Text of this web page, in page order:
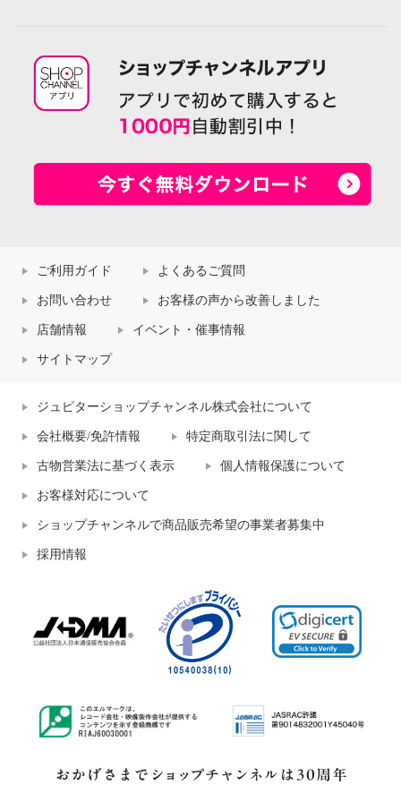
ご利用ガイド よくあるご質問
お問い合わせ お客様の声から改善しました
店舗情報 イベント・催事情報
サイトマップ
ジュピターショップチャンネル株式会社について
会社概要/免許情報 特定商取引法に関して
古物営業法に基づく表示 個人情報保護について
お客様対応について
ショップチャンネルで商品販売希望の事業者募集中
採用情報